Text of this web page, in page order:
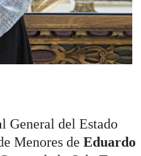
General del Estado
Menores deEduardo